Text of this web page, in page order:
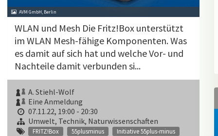
AVM GmbH, Berlin
WLAN und Mesh Die Fritz!Box unterstützt
im WLAN Mesh-fähige Komponenten. Was
es damit auf sich hat und welche Vor- und
Nachteile damit verbunden si...
A. Stiehl-Wolf
Eine Anmeldung
07.11.22, 19:00 - 20:30
Umwelt, Technik, Naturwissenschaften
FRITZ!Box 55plusminus
Initiative 55plus-minus